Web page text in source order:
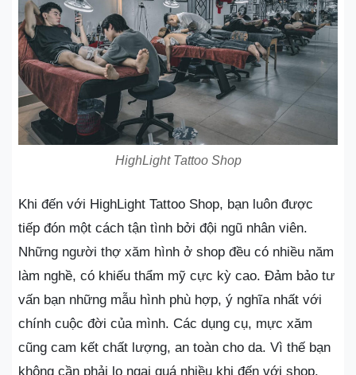
HighLight Tattoo Shop
Khi đến với HighLight Tattoo Shop, bạn luôn được
tiếp đón một cách tận tình bởi đội ngũ nhân viên.
Những người thợ xăm hình ở shop đều có nhiều năm
làm nghề, có khiếu thẩm mỹ cực kỳ cao. Đảm bảo tư
vấn bạn những mẫu hình phù hợp, ý nghĩa nhất với
chính cuộc đời của mình. Các dụng cụ, mực xăm
cũng cam kết chất lượng, an toàn cho da. Vì thế bạn
không cần phải lo ngại quá nhiều khi đến với shop.